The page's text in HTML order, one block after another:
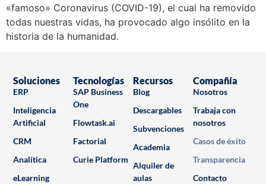
«famoso» Coronavirus (COVID-19), el cual ha removido
todas nuestras vidas, ha provocado algo insólito en la
historia de la humanidad.
Soluciones
ERP
Inteligencia
Artificial
CRM
Analítica
eLearning
Tecnologías
SAP Business
One
Flowtask.ai
Factorial
Curie Platform
Recursos
Blog
Descargables
Subvenciones
Academia
Alquiler de
aulas
Compañía
Nosotros
Trabaja con
nosotros
Casos de éxito
Transparencia
Contacto